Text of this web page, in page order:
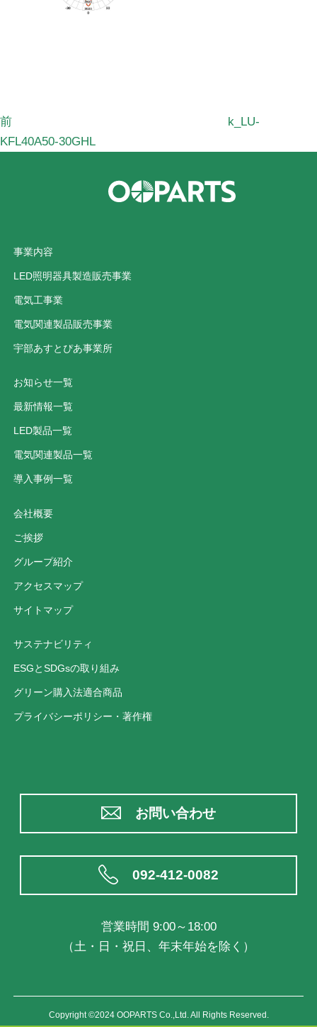
前
k_LU-
KFL40A50-30GHL
事業内容
LED照明器具製造販売事業
電気工事業
電気関連製品販売事業
宇部あすとぴあ事業所
お知らせ一覧
最新情報一覧
LED製品一覧
電気関連製品一覧
導入事例一覧
会社概要
ご挨拶
グループ紹介
アクセスマップ
サイトマップ
サステナビリティ
ESGとSDGsの取り組み
グリーン購入法適合商品
プライバシーポリシー・著作権
お問い合わせ
092-412-0082
営業時間 9:00～18:00
（土・日・祝日、年末年始を除く）
Copyright ©2024 OOPARTS Co.,Ltd. All Rights Reserved.